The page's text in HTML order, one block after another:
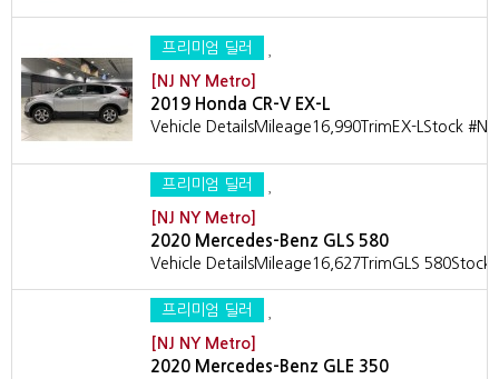
프리미엄 딜러
[NJ NY Metro]
2019 Honda CR-V EX-L
Vehicle DetailsMileage16,990TrimEX-LStock
프리미엄 딜러
[NJ NY Metro]
2020 Mercedes-Benz GLS 580
Vehicle DetailsMileage16,627TrimGLS 580Stock
프리미엄 딜러
[NJ NY Metro]
2020 Mercedes-Benz GLE 350